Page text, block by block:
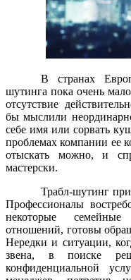
В странах
шутинга пока очень
отсутствие
бы мыслили
себе имя или сорвать
проблемах компании ее
отыскать можно, и
мастерски.
Трабл-шутинг
Профессионалы
некоторые
отношений, готовы
Нередки и ситуации,
звена, в поиске
конфиденциальной